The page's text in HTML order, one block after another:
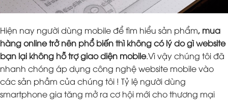
Hiện nay người dùng mobile để tìm hiểu sản phẩm, mua
hàng online trở nên phổ biến thì không có lý do gì website
bạn lại không hỗ trợ giao diện mobile.Vì vậy chúng tôi đã
nhanh chóng áp dụng công nghệ website mobile vào
các sản phầm của chúng tôi ! Tỷ lệ người dùng
smartphone gia tăng mở ra cơ hội mới cho thương mại